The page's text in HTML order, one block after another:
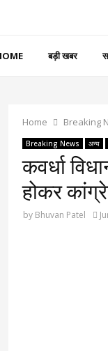
बड़ी खबर
Home Breaking
Breaking News अन्य
कवर्धा
होकर
by Bhuvan Patel